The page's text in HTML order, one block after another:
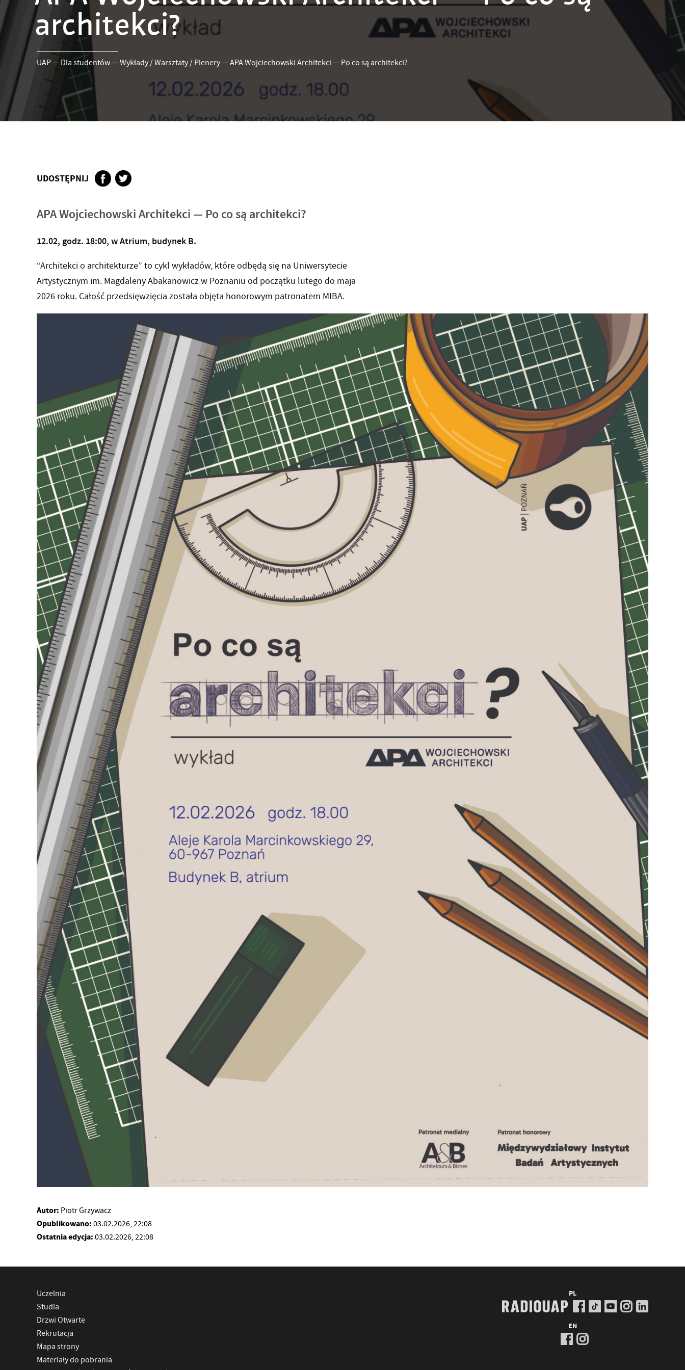
architekci?
UAP— Dla studentów—Wykłady / Warsztaty / Plenery—APA Wojciechowski Architekci — Po co są architekci?
UDOSTĘPNIJ
APA Wojciechowski Architekci — Po co są architekci?
12.02, godz. 18:00, w Atrium, budynek B.
“Architekci o architekturze” to cykl wykładów, które odbędą się na Uniwersytecie
Artystycznym im. Magdaleny Abakanowicz w Poznaniu od początku lutego do maja
2026 roku. Całość przedsięwzięcia została objęta honorowym patronatem MIBA.
Autor: Piotr Grzywacz
Opublikowano: 03.02.2026, 22:08
Ostatnia edycja: 03.02.2026, 22:08
Uczelnia
Studia
Drzwi Otwarte
Rekrutacja
Mapa strony
Materiały do pobrania
PL
EN